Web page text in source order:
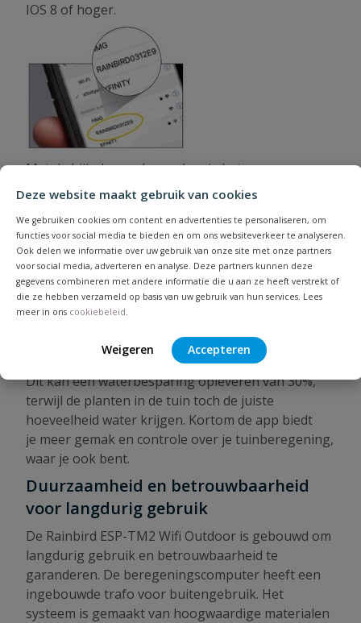
Deze website maakt gebruik van cookies
We gebruiken cookies om content en advertenties te personaliseren, om
functies voor social media te bieden en om ons websiteverkeer te analyseren.
Ook delen we informatie over uw gebruik van onze site met onze partners
voor social media, adverteren en analyse. Deze partners kunnen deze
gegevens combineren met andere informatie die u aan ze heeft verstrekt of
die ze hebben verzameld op basis van uw gebruik van hun services. Lees
meer in ons cookiebeleid.
Weigeren Accepteren
IOS 8 of hoger.
Met de bijbehorende app kan je het
beregeningsschema aanpassen, de besproeiing
pauzeren of annuleren, en real-time informatie
ontvangen over de status van uw systeem. Ook is
het mogelijk om handmatig een groep of cyclus in
te schakelen.
Daarnaast heeft de Rainbird app de mogelijkheid
om gegevens van weestations in de buurt op te
de looptijd toe te staan! Hiervoor kunnen indien
gewenst meldingen op je telefoon binnenkomen.
Dit kan een waterbesparing opleveren van 30%,
terwijl de planten in de tuin toch de juiste
hoeveelheid water krijgen. Kortom de app biedt
je meer gemak en controle over je tuinberegening,
waar je ook bent.
Duurzaamheid en betrouwbaarheid
voor langdurig gebruik
De Rainbird ESP-TM2 Wifi Outdoor is gebouwd om
langdurig gebruik en betrouwbaarheid te
garanderen. De beregeningscomputer heeft een
ingebouwde trafo voor buitengebruik. Het
systeem is gemaakt van hoogwaardige materialen